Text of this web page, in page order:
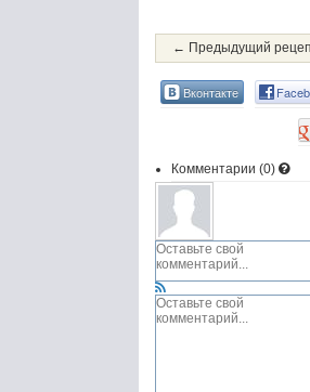
← Предыдущий
Вконтакте
Комментарии (0)